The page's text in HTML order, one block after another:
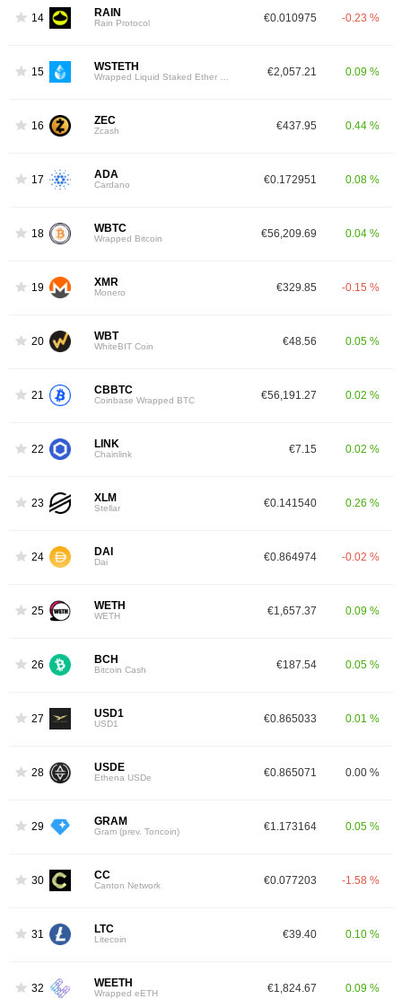
14 RAIN
Rain Protocol €0.010975 -0.23 %
15 WSTETH €2,057.21 0.09 %
16 ZEC
Zcash €437.95 0.44 %
17 ADA
Cardano €0.172951 0.08 %
18 WBTC
Wrapped Bitcoin €56,209.69 0.04 %
19 XMR
Monero €329.85 -0.15 %
20 WBT
WhiteBIT Coin €48.56 0.05 %
21 CBBTC
Coinbase Wrapped BTC €56,191.27 0.02 %
22 LINK
Chainlink €7.15 0.02 %
23 XLM
Stellar €0.141540 0.26 %
24 DAI
Dai €0.864974 -0.02 %
25 WETH
WETH €1,657.37 0.09 %
26 BCH
Bitcoin Cash €187.54 0.05 %
27 USD1
USD1 €0.865033 0.01 %
28 USDE
Ethena USDe €0.865071 0.00 %
29 GRAM
Gram (prev. Toncoin) €1.173164 0.05 %
30 CC
Canton Network €0.077203 -1.58 %
31 LTC
Litecoin €39.40 0.10 %
32 WEETH
Wrapped eETH €1,824.67 0.09 %